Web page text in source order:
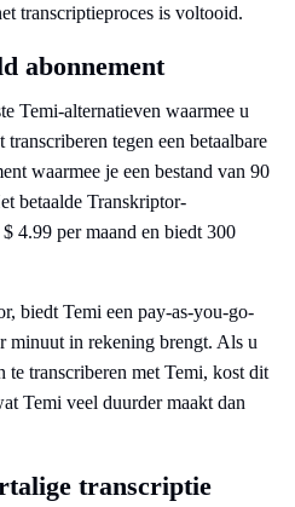
transcriptieproces is voltooid.
abonnement
Temi-alternatieven waarmee u
tegen een betaalbare
waarmee je een bestand van 90
betaalde Transkriptor-
4.99 per maand en biedt 300
biedt Temi een pay-as-you-go-
minuut in rekening brengt. Als u
te transcriberen met Temi, kost dit
Temi veel duurder maakt dan
transcriptie